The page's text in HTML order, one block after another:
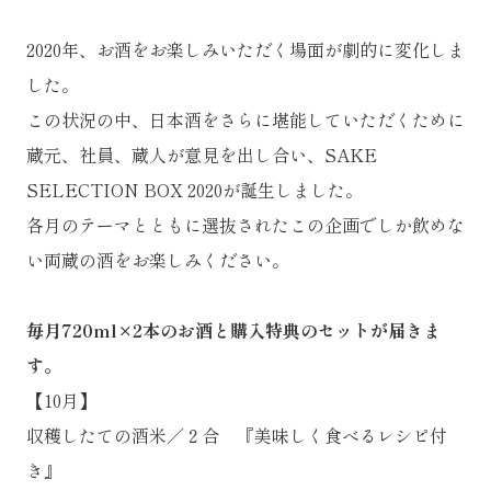
2020年、お酒をお楽しみいただく場面が劇的に変化しま
した。
この状況の中、日本酒をさらに堪能していただくために
蔵元、社員、蔵人が意見を出し合い、SAKE
SELECTION BOX 2020が誕生しました。
各月のテーマとともに選抜されたこの企画でしか飲めな
い両蔵の酒をお楽しみください。
毎月720ml×2本のお酒と購入特典のセットが届きま
す。
【10月】
収穫したての酒米／２合 『美味しく食べるレシピ付
き』